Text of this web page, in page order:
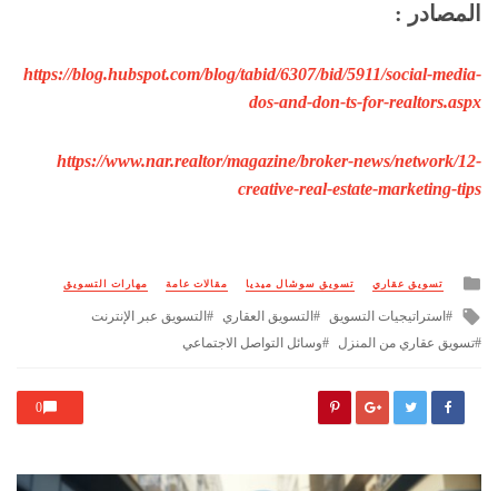
المصادر :
https://blog.hubspot.com/blog/tabid/6307/bid/5911/social-media-
dos-and-don-ts-for-realtors.aspx
https://www.nar.realtor/magazine/broker-news/network/12-
creative-real-estate-marketing-tips
Posted
تسويق عقاري تسويق سوشال ميديا مقالات عامة مهارات التسويق
Tagged
استراتيجيات التسويق التسويق العقاري
التسويق عبر الإنترنت
تسويق عقاري من المنزل
وسائل التواصل الاجتماعي
0